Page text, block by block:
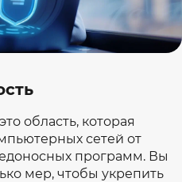
область, которая
сетей от
программ. Вы
мер, чтобы укрепить